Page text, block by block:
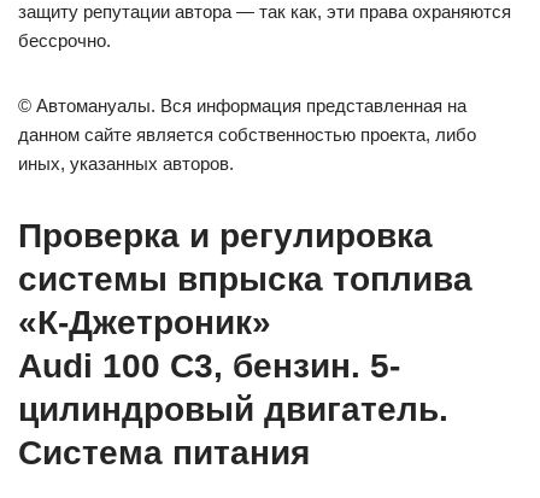
защиту репутации автора — так как, эти права охраняются
бессрочно.
© Автомануалы. Вся информация представленная на
данном сайте является собственностью проекта, либо
иных, указанных авторов.
Проверка и регулировка
системы впрыска топлива
«К-Джетроник»
Audi 100 C3, бензин. 5-
цилиндровый двигатель.
Система питания